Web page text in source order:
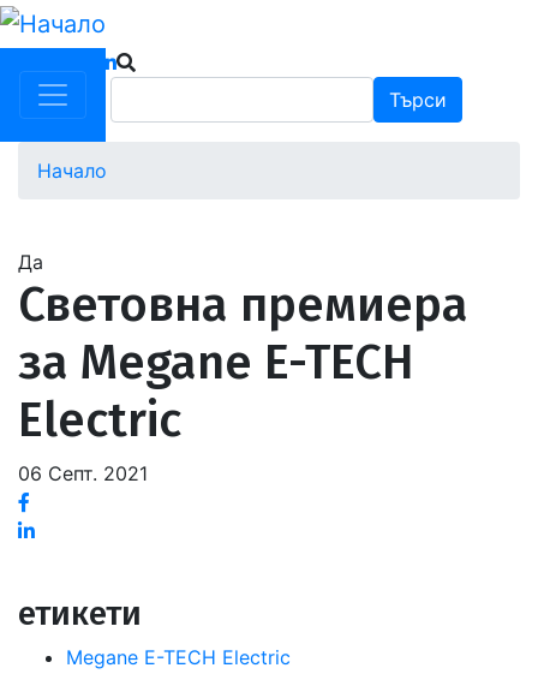
Премини
към
основното
съдържание
Търси
Начало
снимка
Да
Световна премиера
за Megane E-TECH
Electric
06 Септ. 2021
етикети
Megane E-TECH Electric